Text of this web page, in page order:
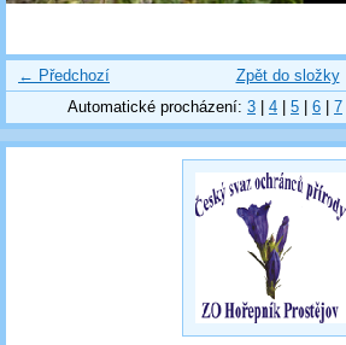
← Předchozí
Zpět do složky
Automatické procházení: 3 4 5 6 7